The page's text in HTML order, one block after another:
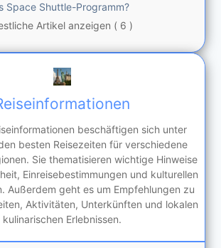
Space Shuttle-Programm?
Artikel anzeigen ( 6 )
beschäftigen sich unter
besten Reisezeiten für verschiedene
Sie thematisieren wichtige Hinweise
Einreisebestimmungen und kulturellen
Außerdem geht es um Empfehlungen zu
Aktivitäten, Unterkünften und lokalen
kulinarischen Erlebnissen.